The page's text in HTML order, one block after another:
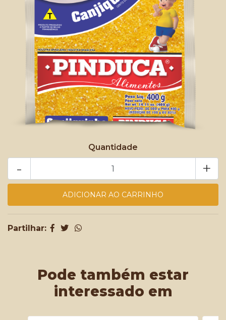
Quantidade
+
-
Partilhar:
Pode também estar
interessado em